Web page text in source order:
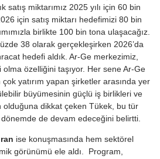
satış miktarımız 2025 yılı için 60 bin
için satış miktarı hedefimizi 80 bin
birlikte 100 bin tona ulaşacağız.
38 olarak gerçekleşirken 2026’da
hedefi aldık. Ar-Ge merkezimiz,
özelliğini taşıyor. Her sene Ar-Ge
yatırım yapan şirketler arasında yer
büyümesinin güçlü iş birlikleri ve
olduğuna dikkat çeken Tükek, bu tür
de devam edeceğini belirtti.
ise konuşmasında hem sektörel
görünümü ele aldı. Program,